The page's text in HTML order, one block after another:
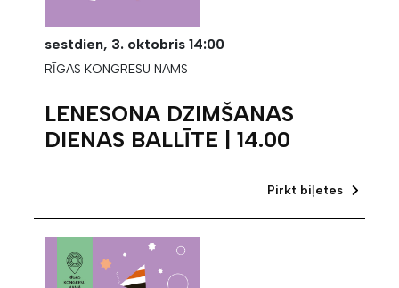
sestdien, 3. oktobris 14:00
RĪGAS KONGRESU NAMS
LENESONA DZIMŠANAS
DIENAS BALLĪTE | 14.00
Pirkt biļetes